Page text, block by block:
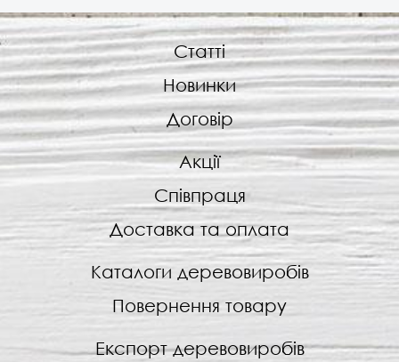
Статті
Новинки
Договір
Акції
Співпраця
Доставка та оплата
Каталоги деревовиробів
Повернення товару
Експорт деревовиробів